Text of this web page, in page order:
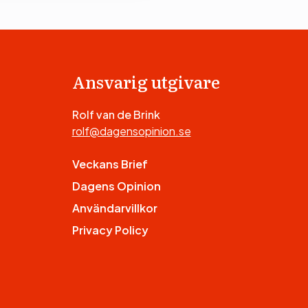
Ansvarig utgivare
Rolf van de Brink
rolf@dagensopinion.se
Veckans Brief
Dagens Opinion
Användarvillkor
Privacy Policy